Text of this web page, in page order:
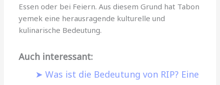
Essen oder bei Feiern. Aus diesem Grund hat Tabon
yemek eine herausragende kulturelle und
kulinarische Bedeutung.
Auch interessant:
Was ist die Bedeutung von RIP? Eine